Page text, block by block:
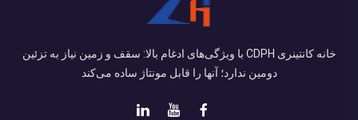
خانه کانتینری CDPH با ویژگی‌های ادغام بالا: سقف و زمین نیاز به تزئین
دومین ندارد؛ آنها را قابل مونتاژ ساده می‌کند